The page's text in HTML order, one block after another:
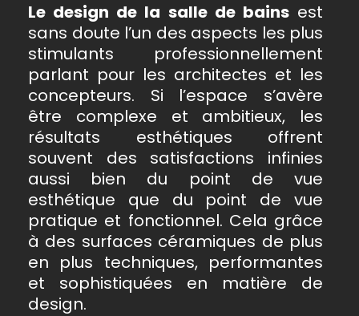
Le design de la salle de bainsest
sans doute l’un des aspects les plus
stimulants professionnellement
parlant pour les architectes et les
concepteurs. Si l’espace s’avère
être complexe et ambitieux, les
résultats esthétiques offrent
souvent des satisfactions infinies
aussi bien du point de vue
esthétique que du point de vue
pratique et fonctionnel. Cela grâce
à des surfaces céramiques de plus
en plus techniques, performantes
et sophistiquées en matière de
design.